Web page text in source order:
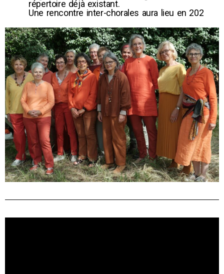
répertoire déjà existant.
Une rencontre inter-chorales aura lieu en 202